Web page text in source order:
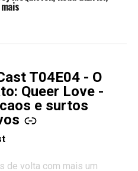
T04E04 - O
Queer Love -
e surtos
de volta com mais um